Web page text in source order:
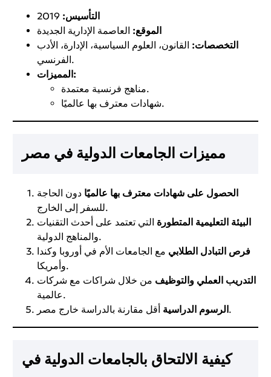
التأسيس:
الموقع: العاصمة الإدارية الجديدة
التخصصات: القانون، العلوم السياسية، الإدارة، الأدب
الفرنسي.
المميزات:
مناهج فرنسية معتمدة.
شهادات معترف بها عالميًا.
مميزات الجامعات الدولية في مصر
الحصول على شهادات معترف بها عالميًا دون الحاجة
للسفر إلى الخارج.
البيئة التعليمية المتطورة التي تعتمد على أحدث التقنيات
والمناهج الدولية.
فرص التبادل الطلابي مع الجامعات الأم في أوروبا وكندا
وأمريكا.
التدريب العملي والتوظيف من خلال شراكات مع شركات
عالمية.
الرسوم الدراسيةأقل مقارنة بالدراسة خارج مصر.
كيفية الالتحاق بالجامعات الدولية في